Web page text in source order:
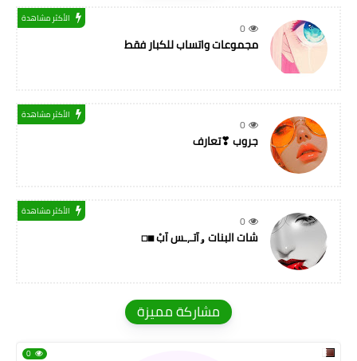
0
الأكثر مشاهدة
مجموعات واتساب للكبار فقط
0
الأكثر مشاهدة
جروب ❣تعارف
0
الأكثر مشاهدة
شات البنات ۅآتـ,ـس آبْ ◼◻
مشاركة مميزة
0